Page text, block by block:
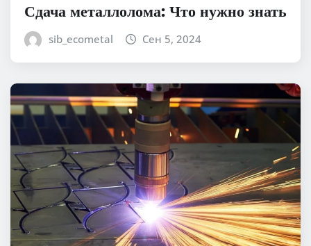
Сдача металлолома: Что нужно знать
sib_ecometal Сен 5, 2024